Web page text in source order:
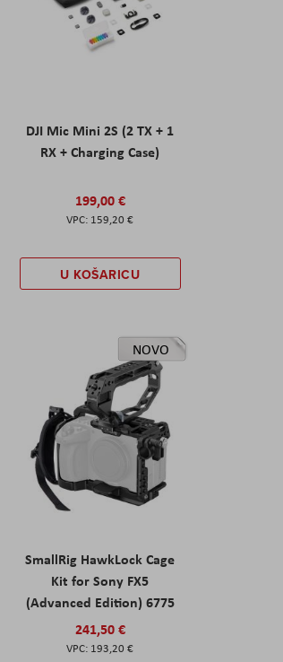
DJI Mic Mini 2S (2 TX + 1
RX + Charging Case)
199,00 €
159,20 €
U KOŠARICU
NOVO
SmallRig HawkLock Cage
Kit for Sony FX5
(Advanced Edition) 6775
241,50 €
193,20 €